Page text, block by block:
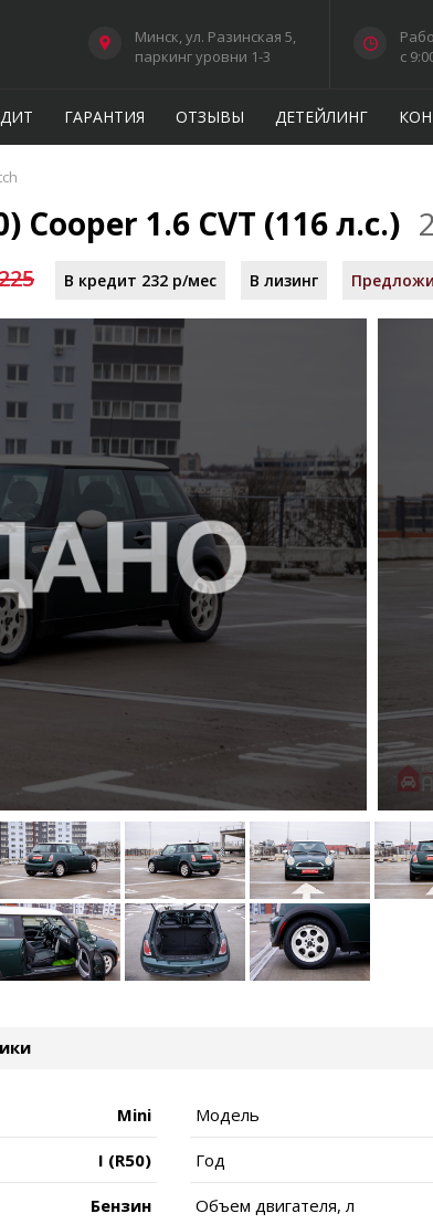
Минск, ул. Разинская 5,
паркинг уровни 1-3
c
ГАРАНТИЯ ОТЗЫВЫ ДЕТЕЙЛИНГ
Cooper 1.6 CVT (116 л.с.)
В кредит 232 р/мес В лизинг
Mini Модель
I (R50) Год
Бензин Объем двигателя, л